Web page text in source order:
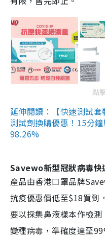
點
延伸閱讀：【快速測試
測試劑換購優惠！15分
98.26%
Savewo新型冠狀病毒快
產品由香港口罩品牌
抗疫優惠價低至$18買到
要以採集鼻液樣本作檢
變種病毒，準確度達至